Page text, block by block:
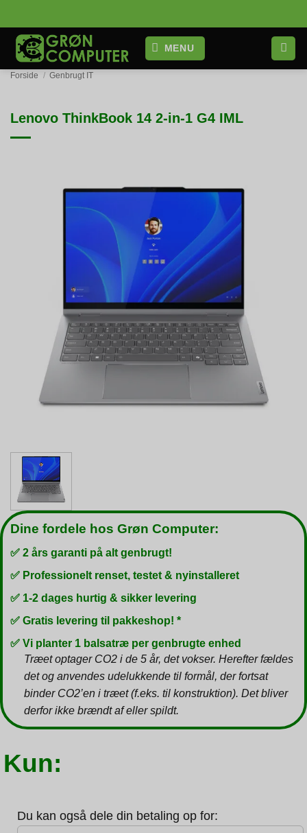
til
indhold
MENU
Forside / Genbrugt IT
Lenovo ThinkBook 14 2-in-1 G4 IML
Dine fordele hos Grøn Computer:
✅ 2 års garanti på alt genbrugt!
✅ Professionelt renset, testet & nyinstalleret
✅ 1-2 dages hurtig & sikker levering
✅ Gratis levering til pakkeshop! *
✅ Vi planter 1 balsatræ per genbrugte enhed
Træet optager CO2 i de 5 år, det vokser. Herefter fældes
det og anvendes udelukkende til formål, der fortsat
binder CO2’en i træet (f.eks. til konstruktion). Det bliver
derfor ikke brændt af eller spildt.
Kun:
Du kan også dele din betaling op for: